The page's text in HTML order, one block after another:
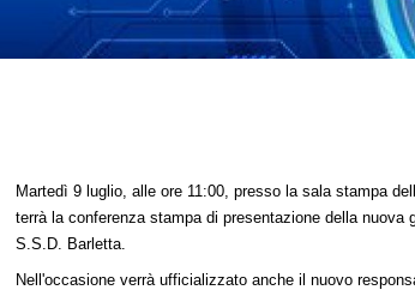
Martedì 9 luglio, alle ore 11:00, presso la sala stampa
terrà la conferenza stampa di presentazione della nuova
S.S.D. Barletta.
Nell'occasione verrà ufficializzato anche il nuovo